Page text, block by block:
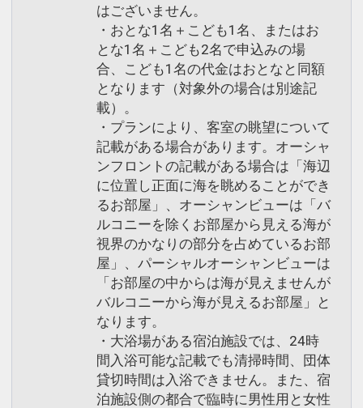
はございません。
・おとな1名＋こども1名、またはお
とな1名＋こども2名で申込みの場
合、こども1名の代金はおとなと同額
となります（対象外の場合は別途記
載）。
・プランにより、客室の眺望について
記載がある場合があります。オーシャ
ンフロントの記載がある場合は「海辺
に位置し正面に海を眺めることができ
るお部屋」、オーシャンビューは「バ
ルコニーを除くお部屋から見える海が
視界のかなりの部分を占めているお部
屋」、パーシャルオーシャンビューは
「お部屋の中からは海が見えませんが
バルコニーから海が見えるお部屋」と
なります。
・大浴場がある宿泊施設では、24時
間入浴可能な記載でも清掃時間、団体
貸切時間は入浴できません。また、宿
泊施設側の都合で臨時に男性用と女性